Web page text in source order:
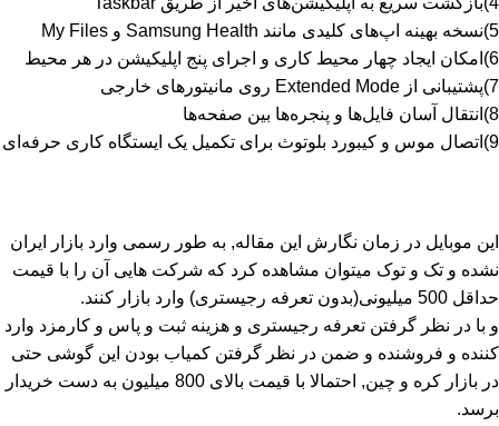
5)نسخه بهینه اپ‌های کلیدی مانند Samsung Health و My Files
6)امکان ایجاد چهار محیط کاری و اجرای پنج اپلیکیشن در هر محیط
7)پشتیبانی از Extended Mode روی مانیتورهای خارجی
8)انتقال آسان فایل‌ها و پنجره‌ها بین صفحه‌ها
9)اتصال موس و کیبورد بلوتوث برای تکمیل یک ایستگاه کاری حرفه‌ای
این موبایل در زمان نگارش این مقاله, به طور رسمی وارد بازار ایران
نشده و تک و توک میتوان مشاهده کرد که شرکت هایی آن را با قیمت
حداقل 500 میلیونی(بدون تعرفه رجیستری) وارد بازار کنند.
و با در نظر گرفتن تعرفه رجیستری و هزینه ثبت و پاس و کارمزد وارد
کننده و فروشنده و ضمن در نظر گرفتن کمیاب بودن این گوشی حتی
در بازار کره و چین, احتمالا با قیمت بالای 800 میلیون به دست خریدار
برسد.